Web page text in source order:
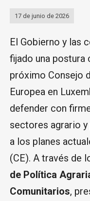
17 de junio de 2026
El Gobierno y las
fijado una postura
próximo Consejo
Europea en
defender con
sectores agrario
a los planes
(CE). A través de
de Política
Comunitarios,